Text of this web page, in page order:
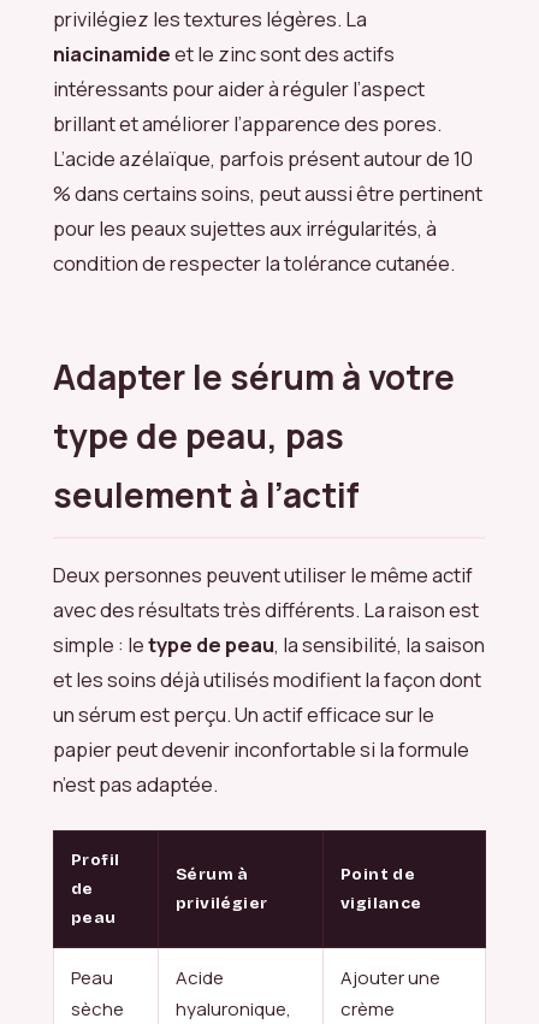
privilégiez les textures légères. La
niacinamideet le zinc sont des actifs
intéressants pour aider à réguler l’aspect
brillant et améliorer l’apparence des pores.
L’acide azélaïque, parfois présent autour de 10
% dans certains soins, peut aussi être pertinent
pour les peaux sujettes aux irrégularités, à
condition de respecter la tolérance cutanée.
Adapter le sérum à votre
type de peau, pas
seulement à l’actif
Deux personnes peuvent utiliser le même actif
avec des résultats très différents. La raison est
simple : letype de peau, la sensibilité, la saison
et les soins déjà utilisés modifient la façon dont
un sérum est perçu. Un actif efficace sur le
papier peut devenir inconfortable si la formule
n’est pas adaptée.
Profil
de
peau
Sérum à
privilégier
Point de
vigilance
Peau
sèche
Acide
hyaluronique,
Ajouter une
crème